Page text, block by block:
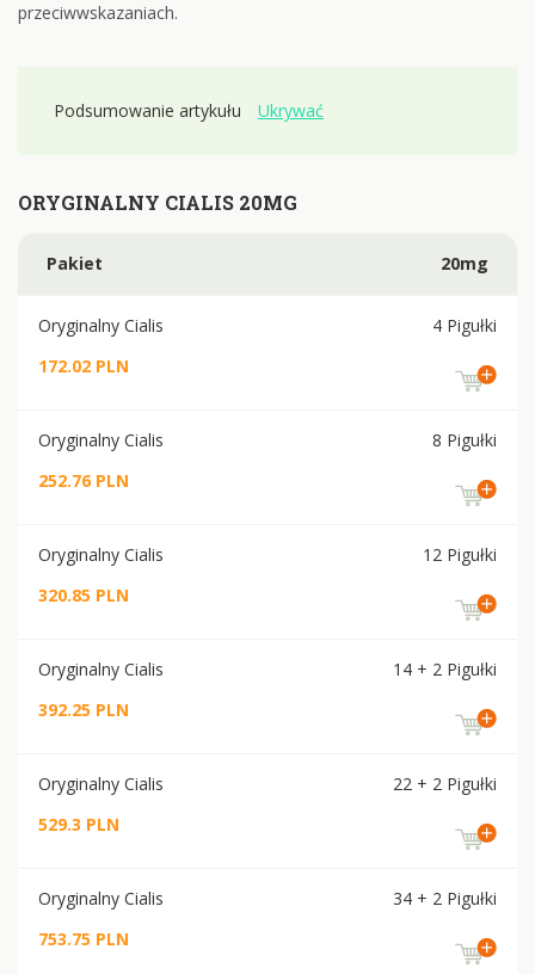
przeciwwskazaniach.
Podsumowanie artykułu Ukrywać
ORYGINALNY CIALIS 20MG
Pakiet 20mg
Oryginalny Cialis
4 Pigułki
172.02 PLN
Oryginalny Cialis
8 Pigułki
252.76 PLN
Oryginalny Cialis
12 Pigułki
320.85 PLN
Oryginalny Cialis
14 + 2 Pigułki
392.25 PLN
Oryginalny Cialis
22 + 2 Pigułki
529.3 PLN
Oryginalny Cialis
34 + 2 Pigułki
753.75 PLN